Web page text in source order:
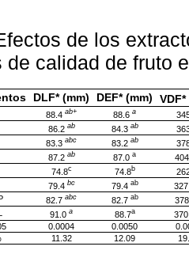
de los
de calidad de fruto
DLF* (mm) DEF* (mm) VDF*
88.4 ab+ 88.6 a
86.2 ab 84.3 ab
83.3 abc 83.2 ab
87.2 ab 87.0 a
74.8c 74.8b
79.4 bc 79.4 ab
82.7 abc 82.7 ab
91.0 a 88.7a
0.0004 0.0050
11.32 12.09